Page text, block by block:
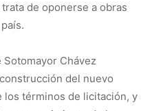
de oponerse a obras
Chávez
del nuevo
términos de licitación, y